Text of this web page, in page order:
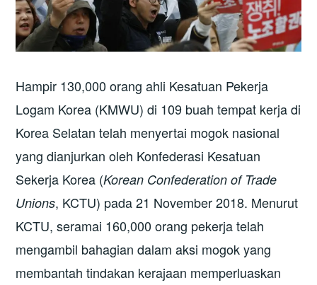
Hampir 130,000 orang ahli Kesatuan Pekerja
Logam Korea (KMWU) di 109 buah tempat kerja di
Korea Selatan telah menyertai mogok nasional
yang dianjurkan oleh Konfederasi Kesatuan
Sekerja Korea (Korean Confederation of Trade
Unions, KCTU) pada 21 November 2018. Menurut
KCTU, seramai 160,000 orang pekerja telah
mengambil bahagian dalam aksi mogok yang
membantah tindakan kerajaan memperluaskan